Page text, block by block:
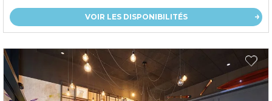
VOIR LES DISPONIBILITÉS